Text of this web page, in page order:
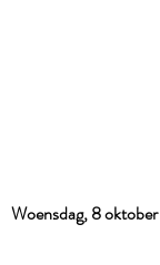
​Woensdag, 8 oktober